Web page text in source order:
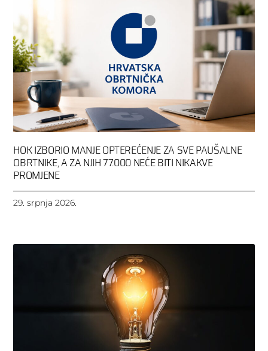
HOK IZBORIO MANJE OPTEREĆENJE ZA SVE PAUŠALNE
OBRTNIKE, A ZA NJIH 77.000 NEĆE BITI NIKAKVE
PROMJENE
29. srpnja 2026.